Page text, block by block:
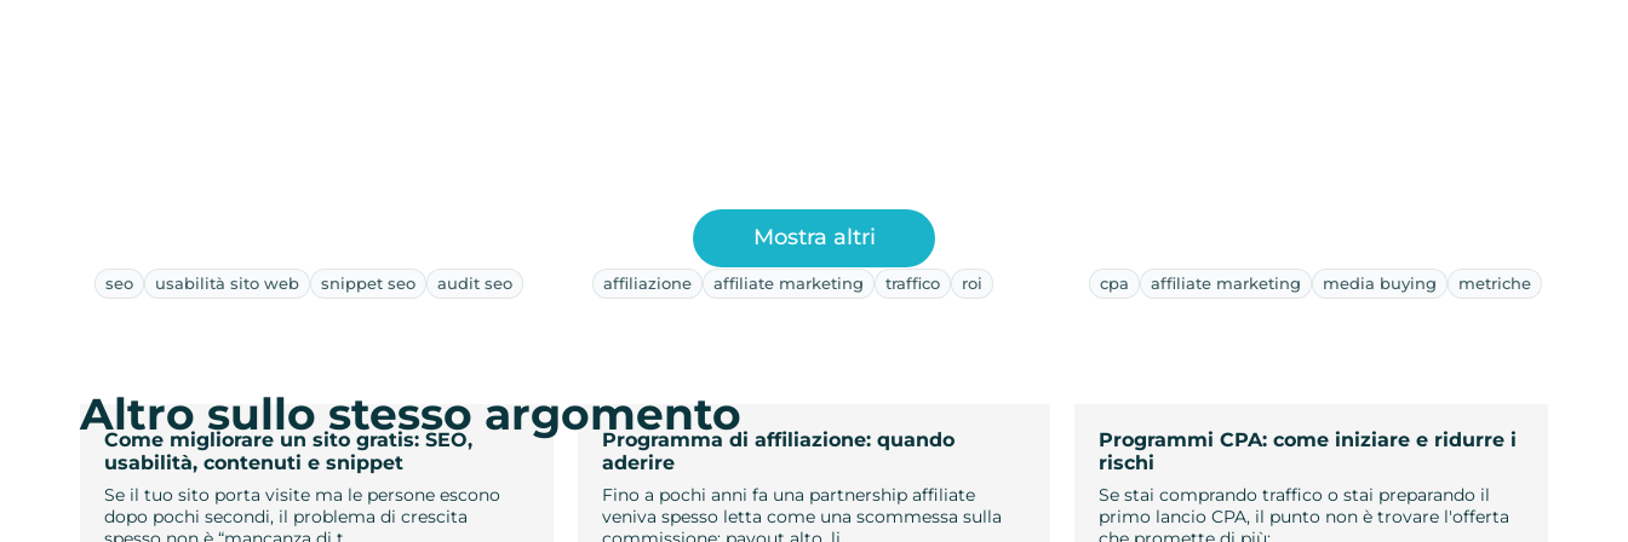
seo usabilità sito web snippet seo audit seo
Come migliorare un sito gratis: SEO,
usabilità, contenuti e snippet
Se il tuo sito porta visite ma le persone escono
dopo pochi secondi, il problema di crescita
affiliazione affiliate marketing traffico roi
Programma di affiliazione: quando
aderire
Fino a pochi anni fa una partnership affiliate
veniva spesso letta come una scommessa sulla
cpa affiliate marketing media buying metriche
Programmi CPA: come iniziare e ridurre i
rischi
Se stai comprando traffico o stai preparando il
primo lancio CPA, il punto non è trovare l'offerta
Mostra altri
Altro sullo stesso argomento